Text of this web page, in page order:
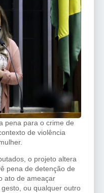
pena para o crime de
de violência
o projeto altera
pena de detenção de
ato de ameaçar
ou qualquer outro